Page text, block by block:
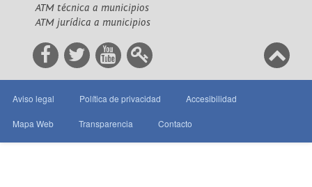
ATM técnica a municipios
ATM jurídica a municipios
Aviso legal Política de privacidad Accesibilidad
Mapa Web Transparencia Contacto